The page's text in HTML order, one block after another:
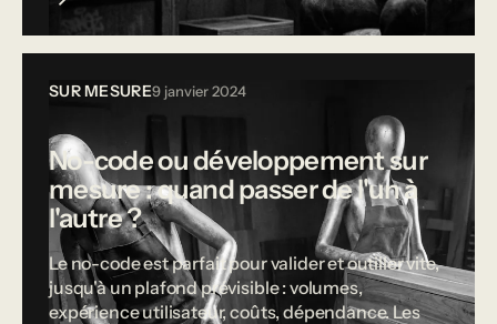
SUR MESURE9 janvier 2024
No-code ou développement sur
mesure : quand passer de l'un à
l'autre ?
Le no-code est parfait pour valider et outiller vite,
jusqu'à un plafond prévisible : volumes,
expérience utilisateur, coûts, dépendance. Les